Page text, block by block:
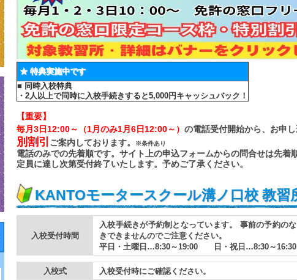
★ 特典実施中です
■ 同時入校特典
・2人以上で同時に入校手続きすると5,000円キャッシュバック！
【重要】
毎月3日12:00～
（1月のみ1月6日12:00～） の電話受付開始から、お申
別割引 ご案内しております。 ※条件あり
電話のみでの先着順です。サイト上の申込フォームからの問合せは先着
定員に達し次第受付終了いたします。予めご了承ください。
KANTOモータースクール溝ノ口校 教習
入校受付時間
入校手続きが予約制となっています。 事前の予約の
きできませんのでご注意ください。
平日・土曜日…8:30～19:00 日・祝日…8:30～16:30
入校式 入校受付時にご確認ください。